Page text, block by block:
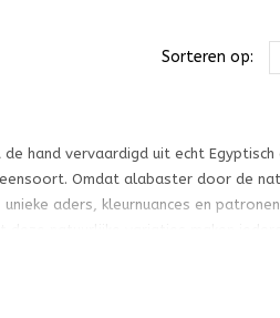
Sorteren op:
hand vervaardigd uit echt
Omdat alabaster door de
aders, kleurnuances en